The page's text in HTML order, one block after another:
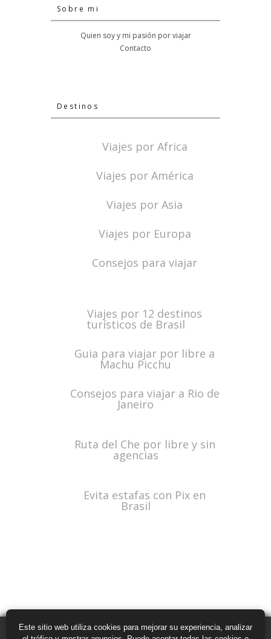
Sobre mi
Quien soy y mi pasión por viajar
Contacto
Destinos
Viajes por Africa
Viajes por América
Viajes por Asia
Viajes por Europa
Consejos para viajar
Viajes por 12 destinos
turísticos de Brasil
Guia para viajar por libre a
Machu Picchu
Consejos para viajar a Rio de
Janeiro
Ruta del Che por libre y sin
agencias
Evita estafas con Pix en
Brasil
Este sitio web utiliza cookies para mejorar su experiencia, analizar